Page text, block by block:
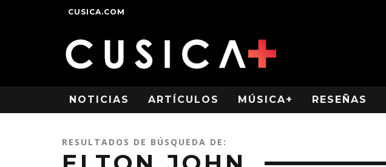
CUSICA.COM
NOTICIAS ARTÍCULOS MÚSICA+ RESEÑAS
RESULTADOS DE BÚSQUEDA DE: